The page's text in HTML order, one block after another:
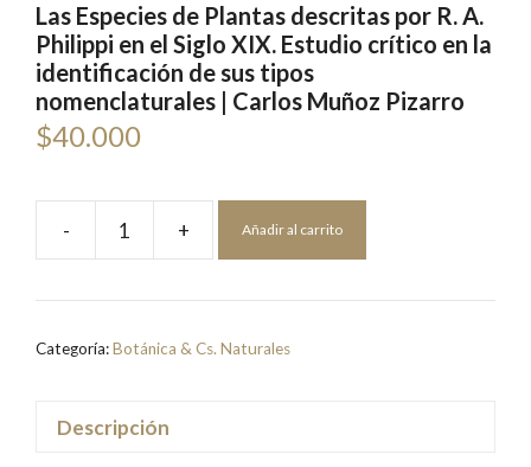
Las Especies de Plantas descritas por R. A.
Philippi en el Siglo XIX. Estudio crítico en la
identificación de sus tipos
nomenclaturales | Carlos Muñoz Pizarro
$40.000
-
de
descritas
+ Añadir al carrito
Categoría:Botánica & Cs. Naturales
Descripción